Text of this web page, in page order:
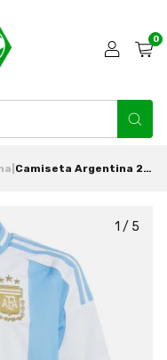
0
Camiseta Argentina 2024 2025 Niño Local Original Adidas
1 / 5